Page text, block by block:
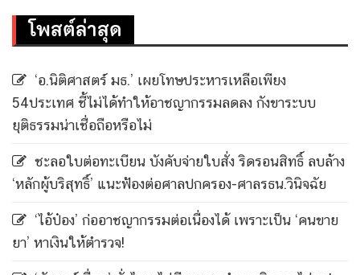
โพสต์ล่าสุด
‘อ.นิติศาสตร์ มธ.’ เผยโทษประหารเหลือเพียง
54ประเทศ ชี้ไม่ได้ทำให้อาชญากรรมลดลง กังขาระบบ
ยุติธรรมน่าเชื่อถือหรือไม่
ชะลอใบต่อทะเบียน บังคับจ่ายใบสั่ง ริดรอนสิทธิ์ ลบล้าง
‘หลักผู้บริสุทธิ์’ แนะฟ้องต่อศาลปกครอง-ศาลรธน.วินิจฉัย
‘ไอ้ป๋อง’ ก่ออาชญากรรมต่อเนื่องได้ เพราะเป็น ‘คนขาย
ยา’ หาเงินให้ตำรวจ!